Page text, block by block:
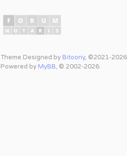
Theme Designed by Bitoony, ©2021-2026
Powered by MyBB, © 2002-2026.